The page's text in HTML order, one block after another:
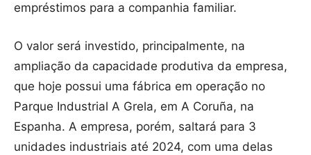
empréstimos para a companhia familiar.
O valor será investido, principalmente, na
ampliação da capacidade produtiva da empresa,
que hoje possui uma fábrica em operação no
Parque Industrial A Grela, em A Coruña, na
Espanha. A empresa, porém, saltará para 3
unidades industriais até 2024, com uma delas